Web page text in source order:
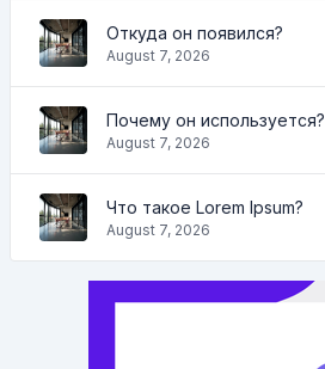
Откуда он появился?
August 7, 2026
Почему он используется?
August 7, 2026
Что такое Lorem Ipsum?
August 7, 2026